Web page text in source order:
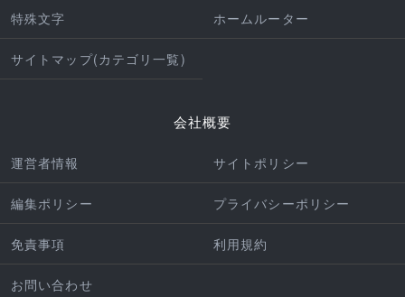
特殊文字 ホームルーター
サイトマップ(カテゴリ一覧)
会社概要
運営者情報 サイトポリシー
編集ポリシー プライバシーポリシー
免責事項 利用規約
お問い合わせ